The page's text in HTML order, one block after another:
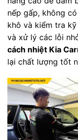
nếp gấp, không
khô và kiểm tra
và xử lý các lỗi
cách nhiệt Kia
lại chất lượng tốt